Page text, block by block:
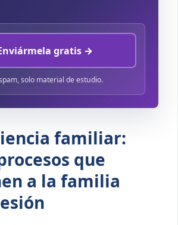
gratis →
solo material de estudio.
familiar:
que
a la familia